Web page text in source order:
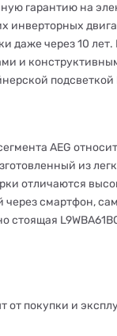
гарантию на
инверторных
даже через 10
и
подсветкой
AEG
из
отличаются
смартфон,
стоящая
от покупки и